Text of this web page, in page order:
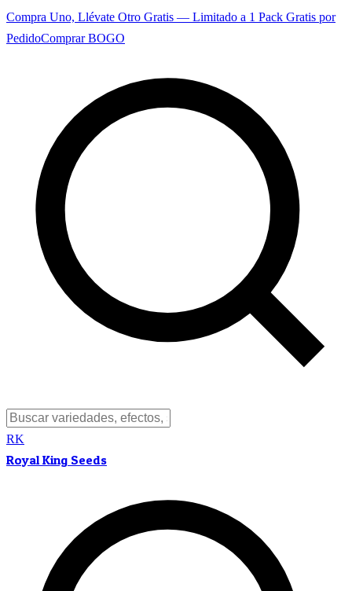
Compra Uno, Llévate Otro Gratis — Limitado a 1 Pack Gratis por
PedidoComprar BOGO
RK
Royal King Seeds